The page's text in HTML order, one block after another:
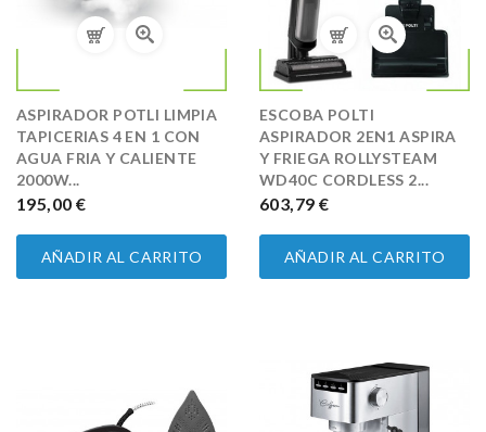
ASPIRADOR POTLI LIMPIA
TAPICERIAS 4 EN 1 CON
AGUA FRIA Y CALIENTE
2000W...
PRECIO
195,00 €
AÑADIR AL CARRITO
ESCOBA POLTI
ASPIRADOR 2EN1 ASPIRA
Y FRIEGA ROLLYSTEAM
WD40C CORDLESS 2...
PRECIO
603,79 €
AÑADIR AL CARRITO